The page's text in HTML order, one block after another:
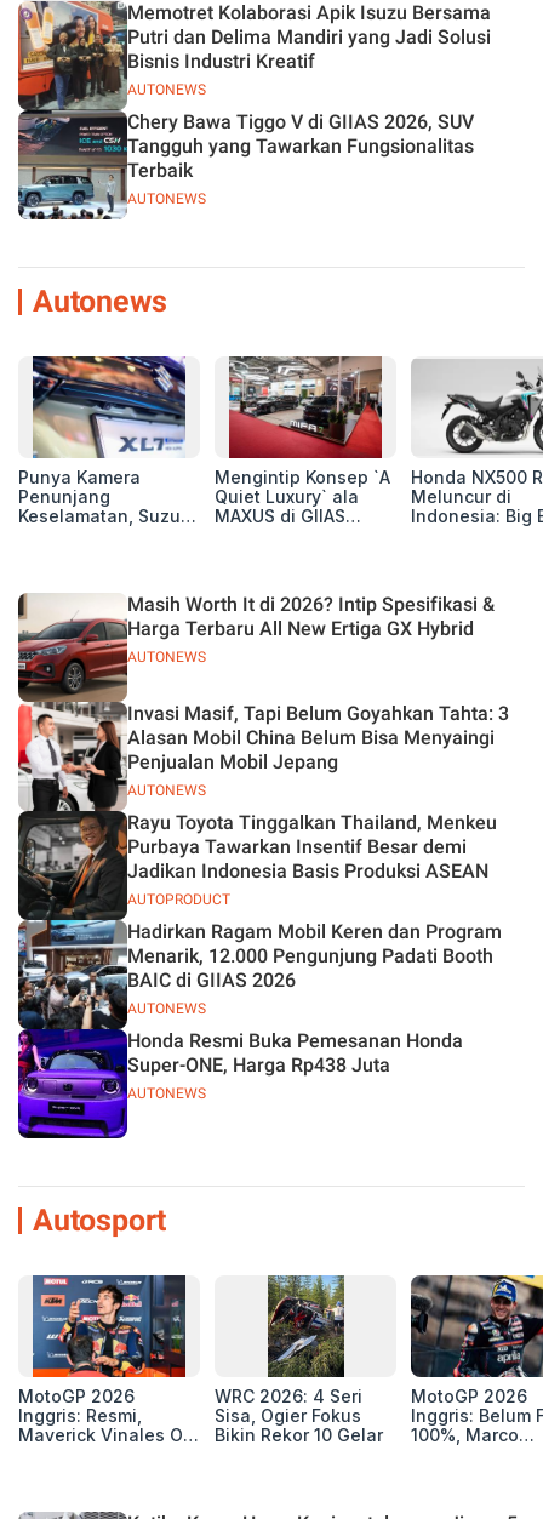
AUTONEWS
Memotret Kolaborasi Apik Isuzu Bersama
Putri dan Delima Mandiri yang Jadi Solusi
Bisnis Industri Kreatif
AUTONEWS
Chery Bawa Tiggo V di GIIAS 2026, SUV
Tangguh yang Tawarkan Fungsionalitas
Terbaik
Autonews
Punya Kamera
Penunjang
Keselamatan, Suzuki
Mengintip Konsep `A
Quiet Luxury` ala
MAXUS di GIIAS
Honda NX500
Meluncur di
Indonesia: Big
Juta
AUTONEWS
Masih Worth It di 2026? Intip Spesifikasi &
Harga Terbaru All New Ertiga GX Hybrid
AUTONEWS
Invasi Masif, Tapi Belum Goyahkan Tahta: 3
Alasan Mobil China Belum Bisa Menyaingi
Penjualan Mobil Jepang
AUTOPRODUCT
Rayu Toyota Tinggalkan Thailand, Menkeu
Purbaya Tawarkan Insentif Besar demi
Jadikan Indonesia Basis Produksi ASEAN
AUTONEWS
Hadirkan Ragam Mobil Keren dan Program
Menarik, 12.000 Pengunjung Padati Booth
BAIC di GIIAS 2026
AUTONEWS
Honda Resmi Buka Pemesanan Honda
Super-ONE, Harga Rp438 Juta
Autosport
MotoGP 2026
Inggris: Resmi,
Maverick Vinales Out
Selanjutnya Belum
WRC 2026: 4 Seri
Sisa, Ogier Fokus
Bikin Rekor 10 Gelar
MotoGP 2026
Inggris: Belum
100%, Marco